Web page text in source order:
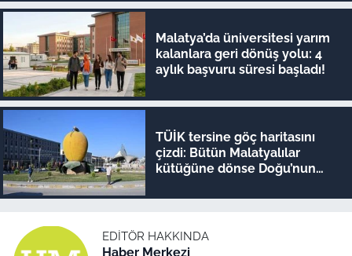
Malatya’da üniversitesi yarım
kalanlara geri dönüş yolu: 4
aylık başvuru süresi başladı!
TÜİK tersine göç haritasını
çizdi: Bütün Malatyalılar
kütüğüne dönse Doğu’nun
EDITÖR HAKKINDA
Haber Merkezi